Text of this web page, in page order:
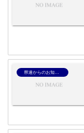
県連からのお知らせ